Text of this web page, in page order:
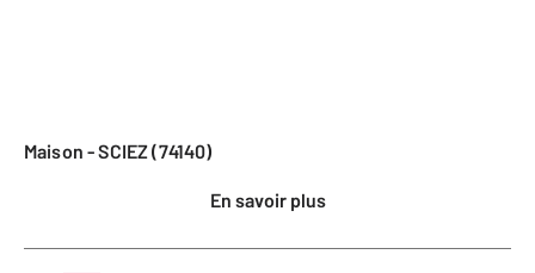
Maison - SCIEZ (74140)
En savoir plus